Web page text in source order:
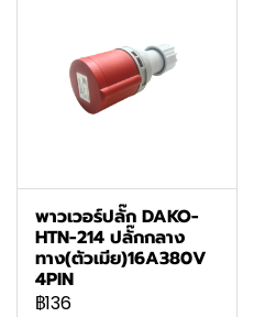
พาวเวอร์ปลั๊ก DAKO-
HTN-214 ปลั๊กกลาง
ทาง(ตัวเมีย)16A380V
4PIN
฿136